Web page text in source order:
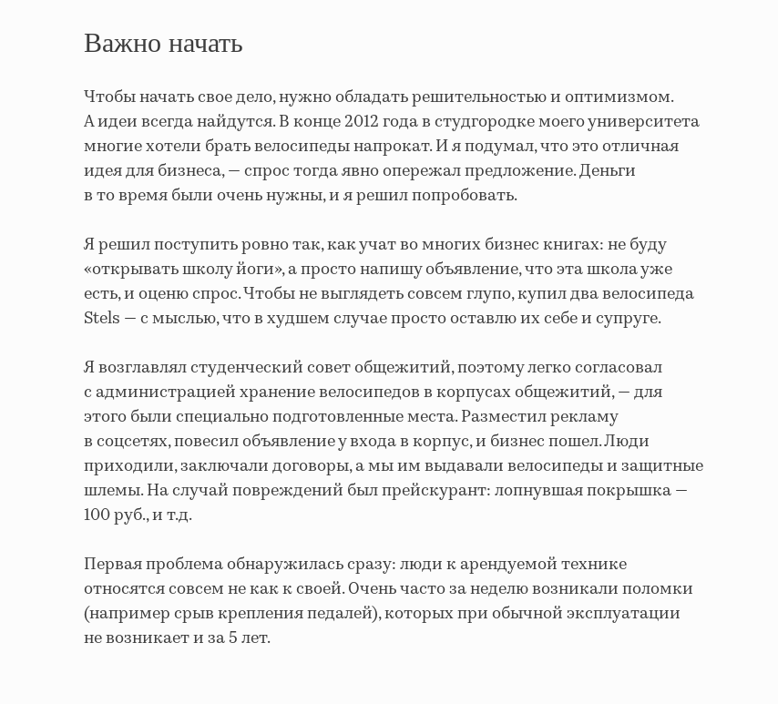
Важно начать
Чтобы начать свое дело, нужно обладать решительностью и оптимизмом.
А идеи всегда найдутся. В конце 2012 года в студгородке моего университета
многие хотели брать велосипеды напрокат. И я подумал, что это отличная
идея для бизнеса, — спрос тогда явно опережал предложение. Деньги
в то время были очень нужны, и я решил попробовать.
Я решил поступить ровно так, как учат во многих бизнес книгах: не буду
«открывать школу йоги», а просто напишу объявление, что эта школа уже
есть, и оценю спрос. Чтобы не выглядеть совсем глупо, купил два велосипеда
Stels — с мыслью, что в худшем случае просто оставлю их себе и супруге.
Я возглавлял студенческий совет общежитий, поэтому легко согласовал
с администрацией хранение велосипедов в корпусах общежитий, — для
этого были специально подготовленные места. Разместил рекламу
в соцсетях, повесил объявление у входа в корпус, и бизнес пошел. Люди
приходили, заключали договоры, а мы им выдавали велосипеды и защитные
шлемы. На случай повреждений был прейскурант: лопнувшая покрышка —
100 руб., и т.д.
Первая проблема обнаружилась сразу: люди к арендуемой технике
относятся совсем не как к своей. Очень часто за неделю возникали поломки
(например срыв крепления педалей), которых при обычной эксплуатации
не возникает и за 5 лет.